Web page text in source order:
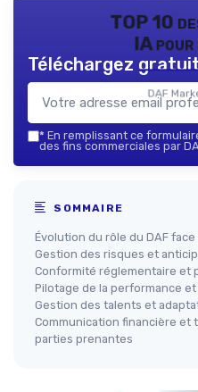
TOP 10
IA
DAF
Téléchargez
* En remplissant ce
des fins commerciales par
SOMMAIRE
Évolution du rôle du DAF
Gestion des risques et
Conformité réglementaire et
Pilotage de la performance
Gestion des talents et
Communication financière et
parties prenantes